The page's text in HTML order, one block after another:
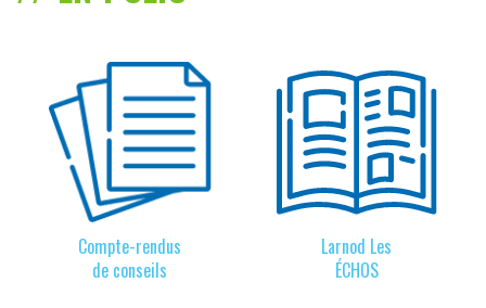
Compte-rendus
de conseils
Larnod Les
ÉCHOS